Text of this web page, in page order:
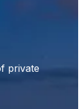
private